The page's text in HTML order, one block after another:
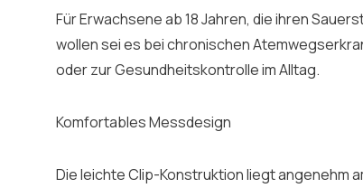
Für Erwachsene ab 18 Jahren, die ihren
wollen sei es bei chronischen
oder zur Gesundheitskontrolle im Alltag.
Komfortables Messdesign
Die leichte Clip-Konstruktion liegt angenehm